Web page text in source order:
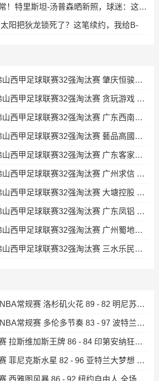
冠军中锋的日常！特里斯坦-汤普森晒新照，球迷：这身材保养得真不错
阳把狄龙锁死了？这笔续约，我给B-
08月04日 佛山西甲足球联赛32强淘汰赛 肇庆恒骏成 VS 三七互娱 全场录像
08月04日 佛山西甲足球联赛32强淘汰赛 贪玩游戏 VS 美的薪火 全场录像
08月04日 佛山西甲足球联赛32强淘汰赛 广东西南建设 VS 香港圣徒 全场录像
08月04日 佛山西甲足球联赛32强淘汰赛 藝品高國際 VS 湛江狂狼·粵辉能源 全场录像
08月03日 佛山西甲足球联赛32强淘汰赛 广东客家青年 VS 广州英华思力U17 全场录像
08月03日 佛山西甲足球联赛32强淘汰赛 广州求信 VS 顺德新青年 全场录像
08月03日 佛山西甲足球联赛32强淘汰赛 大塘控股 VS 茂名市点都得 全场录像
08月03日 佛山西甲足球联赛32强淘汰赛 广东凤铝 VS 湛江八部科技 全场录像
08月03日 佛山西甲足球联赛32强淘汰赛 广州蜀地红 VS 广州戴拿模 全场录像
08月03日 佛山西甲足球联赛32强淘汰赛 三水乐民兴健力宝 VS 中国澳门澳科精英 全场录像
08月07日WNBA常规赛 洛杉矶火花 89 - 82 明尼苏达山猫 全场集锦
08月07日WNBA常规赛 多伦多节奏 83 - 97 波特兰火焰 集锦
WNBA常规赛 拉斯维加斯王牌 86 - 84 印第安纳狂热 全场集锦
WNBA常规赛 菲尼克斯水星 82 - 96 亚特兰大梦想 全场集锦
WNBA常规赛 西雅图风暴 86 - 92 纽约自由人 全场集锦